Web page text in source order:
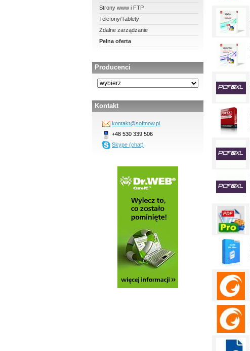
Strony www i FTP
Telefony/Tablety
Zdalne zarządzanie
Pełna oferta
Producenci
Kontakt
kontakt@softnow.pl
+48 530 339 506
Skype (chat)